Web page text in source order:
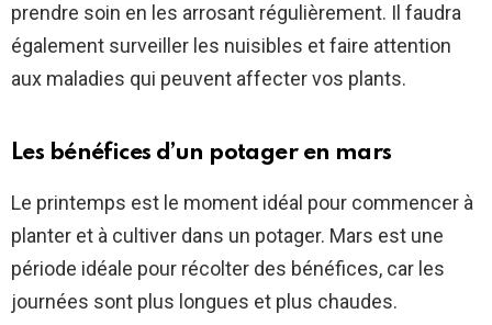
prendre soin en les arrosant régulièrement. Il faudra
également surveiller les nuisibles et faire attention
aux maladies qui peuvent affecter vos plants.
Les bénéfices d’un potager en mars
Le printemps est le moment idéal pour commencer à
planter et à cultiver dans un potager. Mars est une
période idéale pour récolter des bénéfices, car les
journées sont plus longues et plus chaudes.